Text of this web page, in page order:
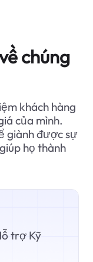
chúng
khách hàng
của mình.
giành được sự
họ thành
trợ Kỹ